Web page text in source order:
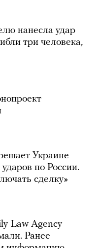
нанесла удар
три человека,
Украине
по России.
сделку»
Law Agency
Ранее